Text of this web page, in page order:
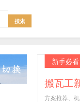
新手必看
搬瓦工
方案推荐、